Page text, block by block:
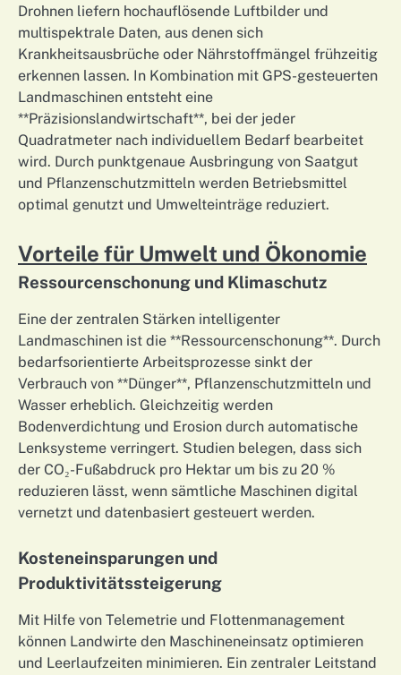
Drohnen liefern hochauflösende Luftbilder und
multispektrale Daten, aus denen sich
Krankheitsausbrüche oder Nährstoffmängel frühzeitig
erkennen lassen. In Kombination mit GPS-gesteuerten
Landmaschinen entsteht eine
**Präzisionslandwirtschaft**, bei der jeder
Quadratmeter nach individuellem Bedarf bearbeitet
wird. Durch punktgenaue Ausbringung von Saatgut
und Pflanzenschutzmitteln werden Betriebsmittel
optimal genutzt und Umwelteinträge reduziert.
Vorteile für Umwelt und Ökonomie
Ressourcenschonung und Klimaschutz
Eine der zentralen Stärken intelligenter
Landmaschinen ist die **Ressourcenschonung**. Durch
bedarfsorientierte Arbeitsprozesse sinkt der
Verbrauch von **Dünger**, Pflanzenschutzmitteln und
Wasser erheblich. Gleichzeitig werden
Bodenverdichtung und Erosion durch automatische
Lenksysteme verringert. Studien belegen, dass sich
der CO₂-Fußabdruck pro Hektar um bis zu 20 %
reduzieren lässt, wenn sämtliche Maschinen digital
vernetzt und datenbasiert gesteuert werden.
Kosteneinsparungen und
Produktivitätssteigerung
Mit Hilfe von Telemetrie und Flottenmanagement
können Landwirte den Maschineneinsatz optimieren
und Leerlaufzeiten minimieren. Ein zentraler Leitstand